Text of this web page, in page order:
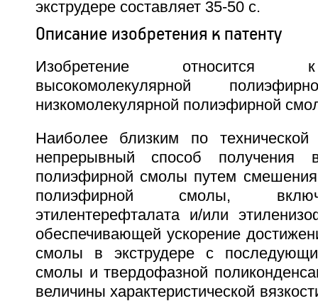
экструдере составляет 35-50 с.
Описание изобретения к патенту
Изобретение относится к
высокомолекулярной
низкомолекулярной полиэфирной
Наиболее близким по технической
непрерывный способ получения
полиэфирной смолы путем смешения
полиэфирной смолы,
этилентерефталата и/или
обеспечивающей ускорение
смолы в экструдере с
смолы и твердофазной
величины характеристической